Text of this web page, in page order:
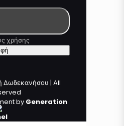
χρήσης
Δωδεκανήσου | All
by Generation